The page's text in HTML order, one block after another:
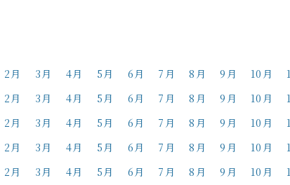
2月 3月 4月 5月 6月 7月 8月 9月 10月
2月 3月 4月 5月 6月 7月 8月 9月 10月
2月 3月 4月 5月 6月 7月 8月 9月 10月
2月 3月 4月 5月 6月 7月 8月 9月 10月
2月 3月 4月 5月 6月 7月 8月 9月 10月